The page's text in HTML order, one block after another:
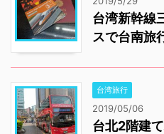
台湾新幹線
スで台南旅
台湾旅行
2019/05/06
台北2階建